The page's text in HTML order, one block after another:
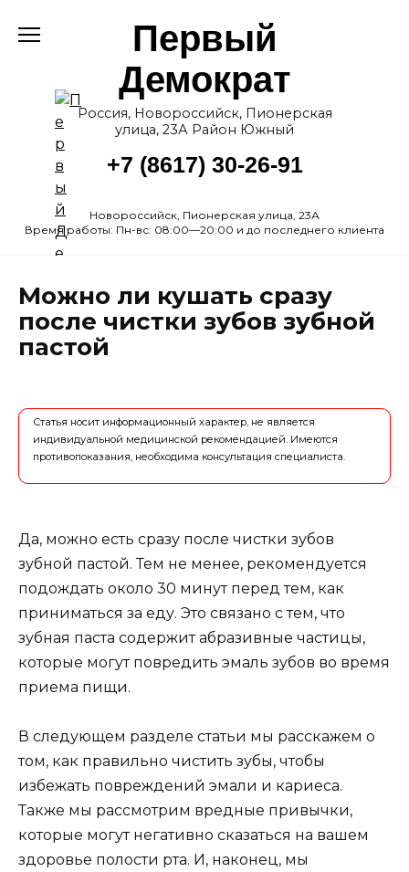
Первый
Демократ
Россия, Новороссийск, Пионерская
улица, 23А Район Южный
+7 (8617) 30-26-91
Новороссийск, Пионерская улица, 23А
Время работы: Пн-вс: 08:00—20:00 и до последнего клиента
Можно ли кушать сразу
после чистки зубов зубной
пастой
Статья носит информационный характер, не является
индивидуальной медицинской рекомендацией. Имеются
противопоказания, необходима консультация специалиста.
Да, можно есть сразу после чистки зубов
зубной пастой. Тем не менее, рекомендуется
подождать около 30 минут перед тем, как
приниматься за еду. Это связано с тем, что
зубная паста содержит абразивные частицы,
которые могут повредить эмаль зубов во время
приема пищи.
В следующем разделе статьи мы расскажем о
том, как правильно чистить зубы, чтобы
избежать повреждений эмали и кариеса.
Также мы рассмотрим вредные привычки,
которые могут негативно сказаться на вашем
здоровье полости рта. И, наконец, мы